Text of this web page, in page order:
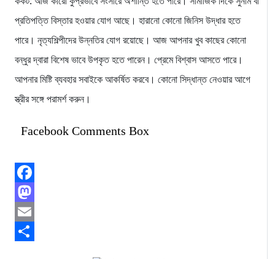
প্রতিপত্তি বিস্তার হওয়ার যোগ আছে। হারানো কোনো জিনিস উদ্ধার হতে
পারে। নৃত্যশিল্পীদের উন্নতির যোগ রয়োছে। আজ আপনার খুব কাছের কোনো
বন্ধুর দ্বারা বিশেষ ভাবে উপকৃত হতে পারেন। প্রেমে বিশ্বাস আসতে পারে।
আপনার মিষ্টি ব্যবহার সবাইকে আকর্ষিত করবে। কোনো সিদ্ধান্ত নেওয়ার আগে
স্ত্রীর সঙ্গে পরামর্শ করুন।
Facebook Comments Box
Facebook
Mastodon
Email